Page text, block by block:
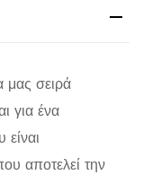
μας σειρά
για ένα
αποτελεί την